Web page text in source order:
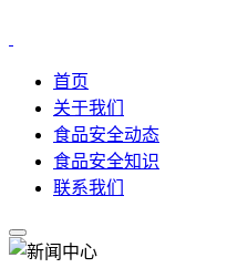
首页
关于我们
食品安全动态
食品安全知识
联系我们